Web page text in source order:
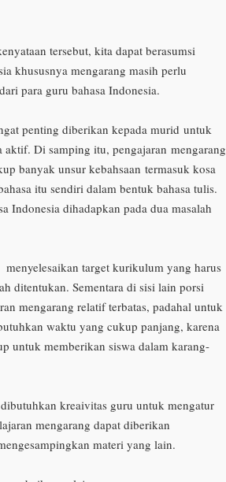
tersebut, kita dapat berasumsi
khususnya mengarang masih perlu
para guru bahasa Indonesia.
penting diberikan kepada murid untuk
aktif. Di samping itu, pengajaran mengarang
banyak unsur kebahsaan termasuk kosa
itu sendiri dalam bentuk bahasa tulis.
Indonesia dihadapkan pada dua masalah
menyelesaikan target kurikulum yang harus
ditentukan. Sementara di sisi lain porsi
mengarang relatif terbatas, padahal untuk
waktu yang cukup panjang, karena
untuk memberikan siswa dalam karang-
kreaivitas guru untuk mengatur
mengarang dapat diberikan
materi yang lain.